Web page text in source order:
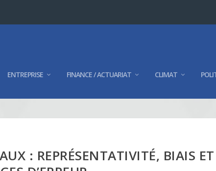
ENTREPRISE FINANCE / ACTUARIAT CLIMAT
: REPRÉSENTATIVITÉ, BIAIS ET